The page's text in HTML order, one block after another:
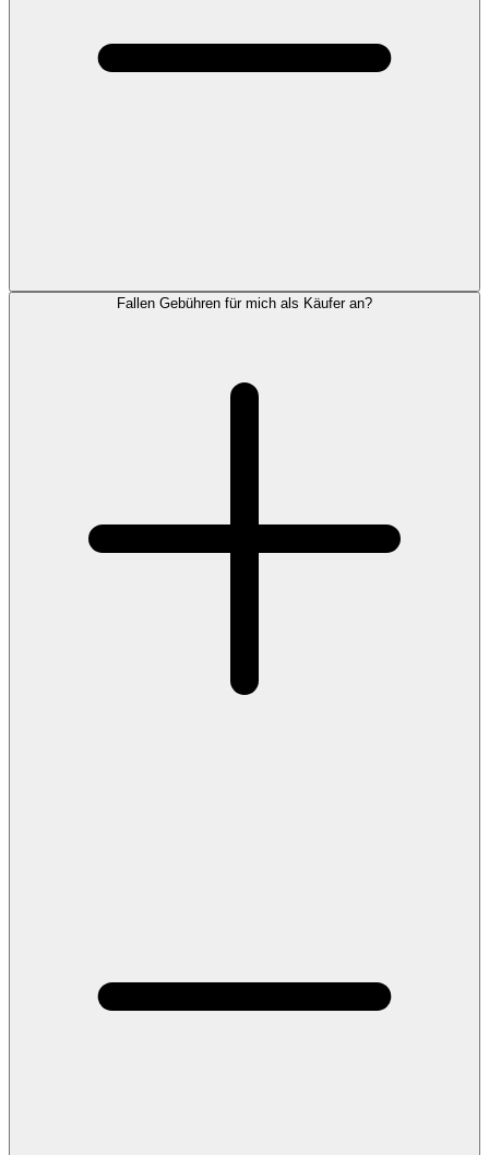
Fallen Gebühren für mich als Käufer an?